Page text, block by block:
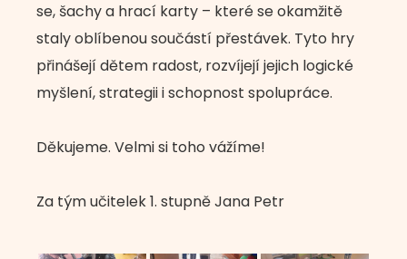
se, šachy a hrací karty – které se okamžitě
staly oblíbenou součástí přestávek. Tyto hry
přinášejí dětem radost, rozvíjejí jejich logické
myšlení, strategii i schopnost spolupráce.
Děkujeme. Velmi si toho vážíme!
Za tým učitelek 1. stupně Jana Petr